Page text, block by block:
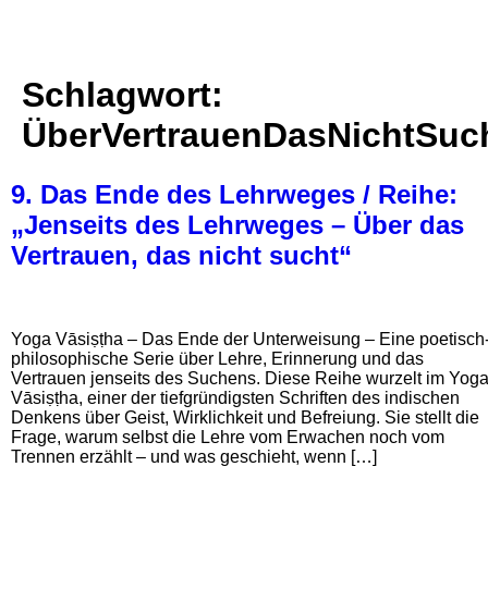
Schlagwort:
9. Das Ende des Lehrweges / Reihe:
„Jenseits des Lehrweges – Über das
Vertrauen, das nicht sucht“
Yoga Vāsiṣṭha – Das Ende der Unterweisung – Eine
philosophische Serie über Lehre, Erinnerung und das
Vertrauen jenseits des Suchens. Diese Reihe wurzelt im Yoga
Vāsiṣṭha, einer der tiefgründigsten Schriften des indischen
Denkens über Geist, Wirklichkeit und Befreiung. Sie stellt die
Frage, warum selbst die Lehre vom Erwachen noch vom
Trennen erzählt – und was geschieht, wenn […]